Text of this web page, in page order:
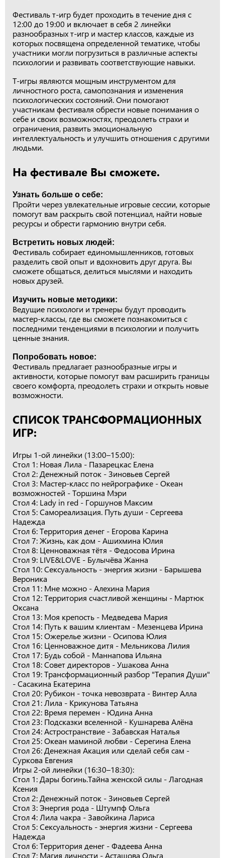
Фестиваль т-игр будет проходить в течение дня с
12:00 до 19:00 и включает в себя 2 линейки
разнообразных т-игр и мастер классов, каждые из
которых посвящена определенной тематике, чтобы
участники могли погрузиться в различные аспекты
психологии и развивать соответствующие навыки.
Т-игры являются мощным инструментом для
личностного роста, самопознания и изменения
психологических состояний. Они помогают
участникам фестиваля обрести новые понимания о
себе и своих возможностях, преодолеть страхи и
ограничения, развить эмоциональную
интеллектуальность и улучшить отношения с другими
людьми.
На фестивале Вы сможете.
Узнать больше о себе:
Пройти через увлекательные игровые сессии, которые
помогут вам раскрыть свой потенциал, найти новые
ресурсы и обрести гармонию внутри себя.
Встретить новых людей:
Фестиваль собирает единомышленников, готовых
разделить свой опыт и вдохновить друг друга. Вы
сможете общаться, делиться мыслями и находить
новых друзей.
Изучить новые методики:
Ведущие психологи и тренеры будут проводить
мастер-классы, где вы сможете познакомиться с
последними тенденциями в психологии и получить
ценные знания.
Попробовать новое:
Фестиваль предлагает разнообразные игры и
активности, которые помогут вам расширить границы
своего комфорта, преодолеть страхи и открыть новые
возможности.
СПИСОК ТРАНСФОРМАЦИОННЫХ
ИГР:
Игры 1-ой линейки (13:00–15:00):
Стол 1: Новая Лила - Пазарецкас Елена
Стол 2: Денежный поток - Зиновьев Сергей
Стол 3: Мастер-класс по нейрографике - Океан
возможностей - Торшина Мэри
Стол 4: Lady in red - Горшунов Максим
Стол 5: Самореализация. Путь души - Сергеева
Надежда
Стол 6: Территория денег - Егорова Карина
Стол 7: Жизнь, как дом - Ашихмина Юлия
Стол 8: Ценноважная тётя - Федосова Ирина
Стол 9: LIVE&LОVE - Булычёва Жанна
Стол 10: Сексуальность - энергия жизни - Барышева
Вероника
Стол 11: Мне можно - Алехина Мария
Стол 12: Территория счастливой женщины - Мартюк
Оксана
Стол 13: Моя крепость - Медведева Мария
Стол 14: Путь к вашим клиентам - Мезенцева Ирина
Стол 15: Ожерелье жизни - Осипова Юлия
Стол 16: Ценноважное дитя - Мельникова Лилия
Стол 17: Будь собой - Маннапова Ильяна
Стол 18: Совет директоров - Ушакова Анна
Стол 19: Трансформационный разбор "Терапия Души"
- Сасакина Екатерина
Стол 20: Рубикон - точка невозврата - Винтер Алла
Стол 21: Лила - Крикунова Татьяна
Стол 22: Время перемен - Юдина Анна
Стол 23: Подсказки вселенной - Кушнарева Алёна
Стол 24: Астространствие - Забавская Наталья
Стол 25: Океан маминой любви - Серегина Елена
Стол 26: Денежная Акация или сделай себя сам -
Суркова Евгения
Игры 2-ой линейки (16:30–18:30):
Стол 1: Дары богинь.Тайна женской силы - Лагодная
Ксения
Стол 2: Денежный поток - Зиновьев Сергей
Стол 3: Энергия рода - Штумпф Ольга
Стол 4: Лила чакра - Завойкина Лариса
Стол 5: Сексуальность - энергия жизни - Сергеева
Надежда
Стол 6: Территория денег - Фадеева Анна
Стол 7: Магия личности - Асташова Ольга